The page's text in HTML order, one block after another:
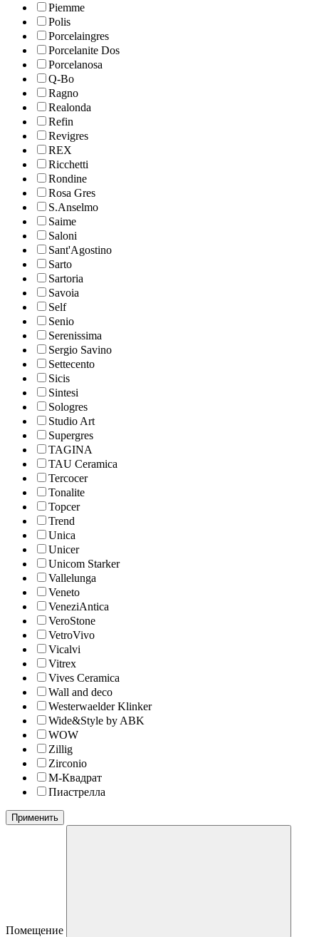
Piemme
Polis
Porcelaingres
Porcelanite Dos
Porcelanosa
Q-Bo
Ragno
Realonda
Refin
Revigres
REX
Ricchetti
Rondine
Rosa Gres
S.Anselmo
Saime
Saloni
Sant'Agostino
Sarto
Sartoria
Savoia
Self
Senio
Serenissima
Sergio Savino
Settecento
Sicis
Sintesi
Sologres
Studio Art
Supergres
TAGINA
TAU Ceramica
Tercocer
Tonalite
Topcer
Trend
Unica
Unicer
Unicom Starker
Vallelunga
Veneto
VeneziAntica
VeroStone
VetroVivo
Vicalvi
Vitrex
Vives Ceramica
Wall and deco
Westerwaelder Klinker
Wide&Style by ABK
WOW
Zillig
Zirconio
М-Квадрат
Пиастрелла
Применить
Помещение